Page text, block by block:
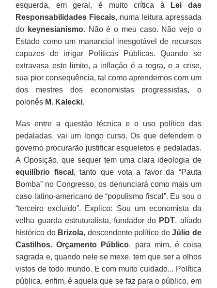
esquerda, em geral, é muito crítica à
Lei das
Responsabilidades Fiscais, numa leitura apressada
do keynesianismo. Não é o meu caso. Não vejo o
Estado como um manancial inesgotável de recursos
capazes de irrigar Políticas Públicas. Quando se
extravasa este limite, a inflação é a regra, e a crise,
sua pior consequência, tal como aprendemos com um
dos mestres dos economistas progressistas, o
polonês M. Kalecki.
Mas entre a questão técnica e o uso político das
pedaladas, vai um longo curso. Os que defendem o
governo procurarão justificar esqueletos e pedaladas.
A Oposição, que sequer tem uma clara ideologia de
equilíbrio fiscal , tanto que vota a favor da “Pauta
Bomba” no Congresso, os denunciará como mais um
caso latino-americano de “populismo fiscal”. Eu sou o
“terceiro excluído”. Explico: Sou um economista da
velha guarda estruturalista, fundador do PDT, aliado
histórico do Brizola, descendente político deJúlio de
Castilhos.Orçamento Público, para mim, é coisa
sagrada e, quando nele se mexe, tem que ser a olhos
vistos de todo mundo. E com muito cuidado... Política
pública, enfim, é aquela que se faz para o público, em